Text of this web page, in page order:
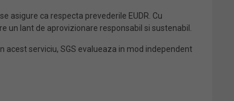
asigure ca respecta prevederile EUDR. Cu
lant de aprovizionare responsabil si sustenabil.
acest serviciu, SGS evalueaza in mod independent